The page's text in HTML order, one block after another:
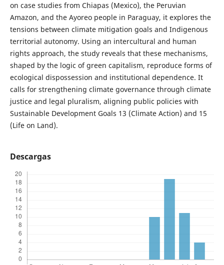
on case studies from Chiapas (Mexico), the Peruvian
Amazon, and the Ayoreo people in Paraguay, it explores the
tensions between climate mitigation goals and Indigenous
territorial autonomy. Using an intercultural and human
rights approach, the study reveals that these mechanisms,
shaped by the logic of green capitalism, reproduce forms of
ecological dispossession and institutional dependence. It
calls for strengthening climate governance through climate
justice and legal pluralism, aligning public policies with
Sustainable Development Goals 13 (Climate Action) and 15
(Life on Land).
Descargas